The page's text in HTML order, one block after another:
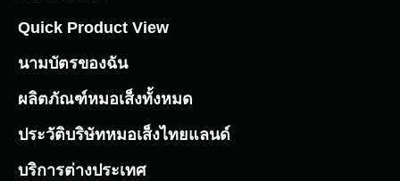
Quick Product View
นามบัตรของฉัน
ผลิตภัณฑ์หมอเส็งทั้งหมด
ประวัติบริษัทหมอเส็งไทยแลนด์
บริการต่างประเทศ